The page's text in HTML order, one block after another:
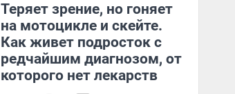
Теряет зрение, но гоняет
на мотоцикле и скейте.
Как живет подросток с
редчайшим диагнозом, от
которого нет лекарств